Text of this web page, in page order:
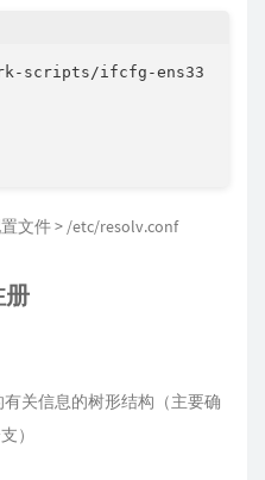
scripts/ifcfg-ens33
文件 > /etc/resolv.conf
册
关信息的树形结构（主要确
）